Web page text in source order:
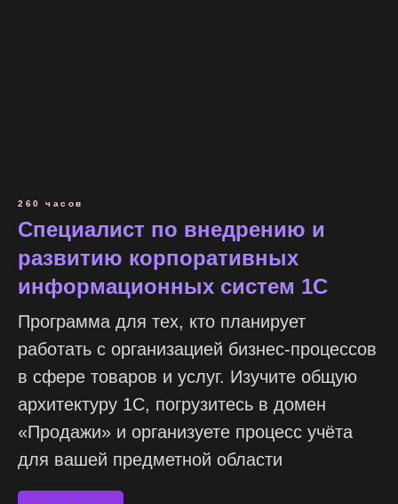
260 часов
Специалист по внедрению и
развитию корпоративных
информационных систем 1С
Программа для тех, кто планирует
работать с организацией бизнес-процессов
в сфере товаров и услуг. Изучите общую
архитектуру 1С, погрузитесь в домен
«Продажи» и организуете процесс учёта
для вашей предметной области